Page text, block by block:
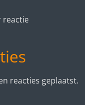
reactie
reacties geplaatst.